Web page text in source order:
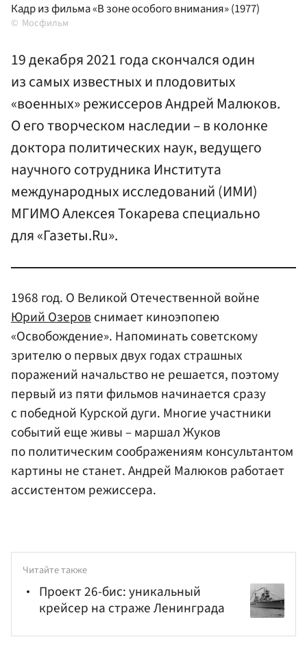
Кадр из фильма «В зоне особого внимания» (1977)
Мосфильм
19 декабря 2021 года скончался один
из самых известных и плодовитых
«военных» режиссеров Андрей Малюков.
О его творческом наследии – в колонке
доктора политических наук, ведущего
научного сотрудника Института
международных исследований (ИМИ)
МГИМО Алексея Токарева специально
для «Газеты.Ru».
1968 год. О Великой Отечественной войне
Юрий Озеровснимает киноэпопею
«Освобождение». Напоминать советскому
зрителю о первых двух годах страшных
поражений начальство не решается, поэтому
первый из пяти фильмов начинается сразу
с победной Курской дуги. Многие участники
событий еще живы – маршал Жуков
по политическим соображениям консультантом
картины не станет. Андрей Малюков работает
ассистентом режиссера.
Читайте также
Проект 26-бис: уникальный
крейсер на страже Ленинграда